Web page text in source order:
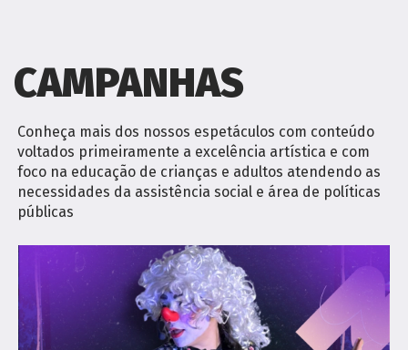
CAMPANHAS
Conheça mais dos nossos espetáculos com conteúdo
voltados primeiramente a excelência artística e com
foco na educação de crianças e adultos atendendo as
necessidades da assistência social e área de políticas
públicas